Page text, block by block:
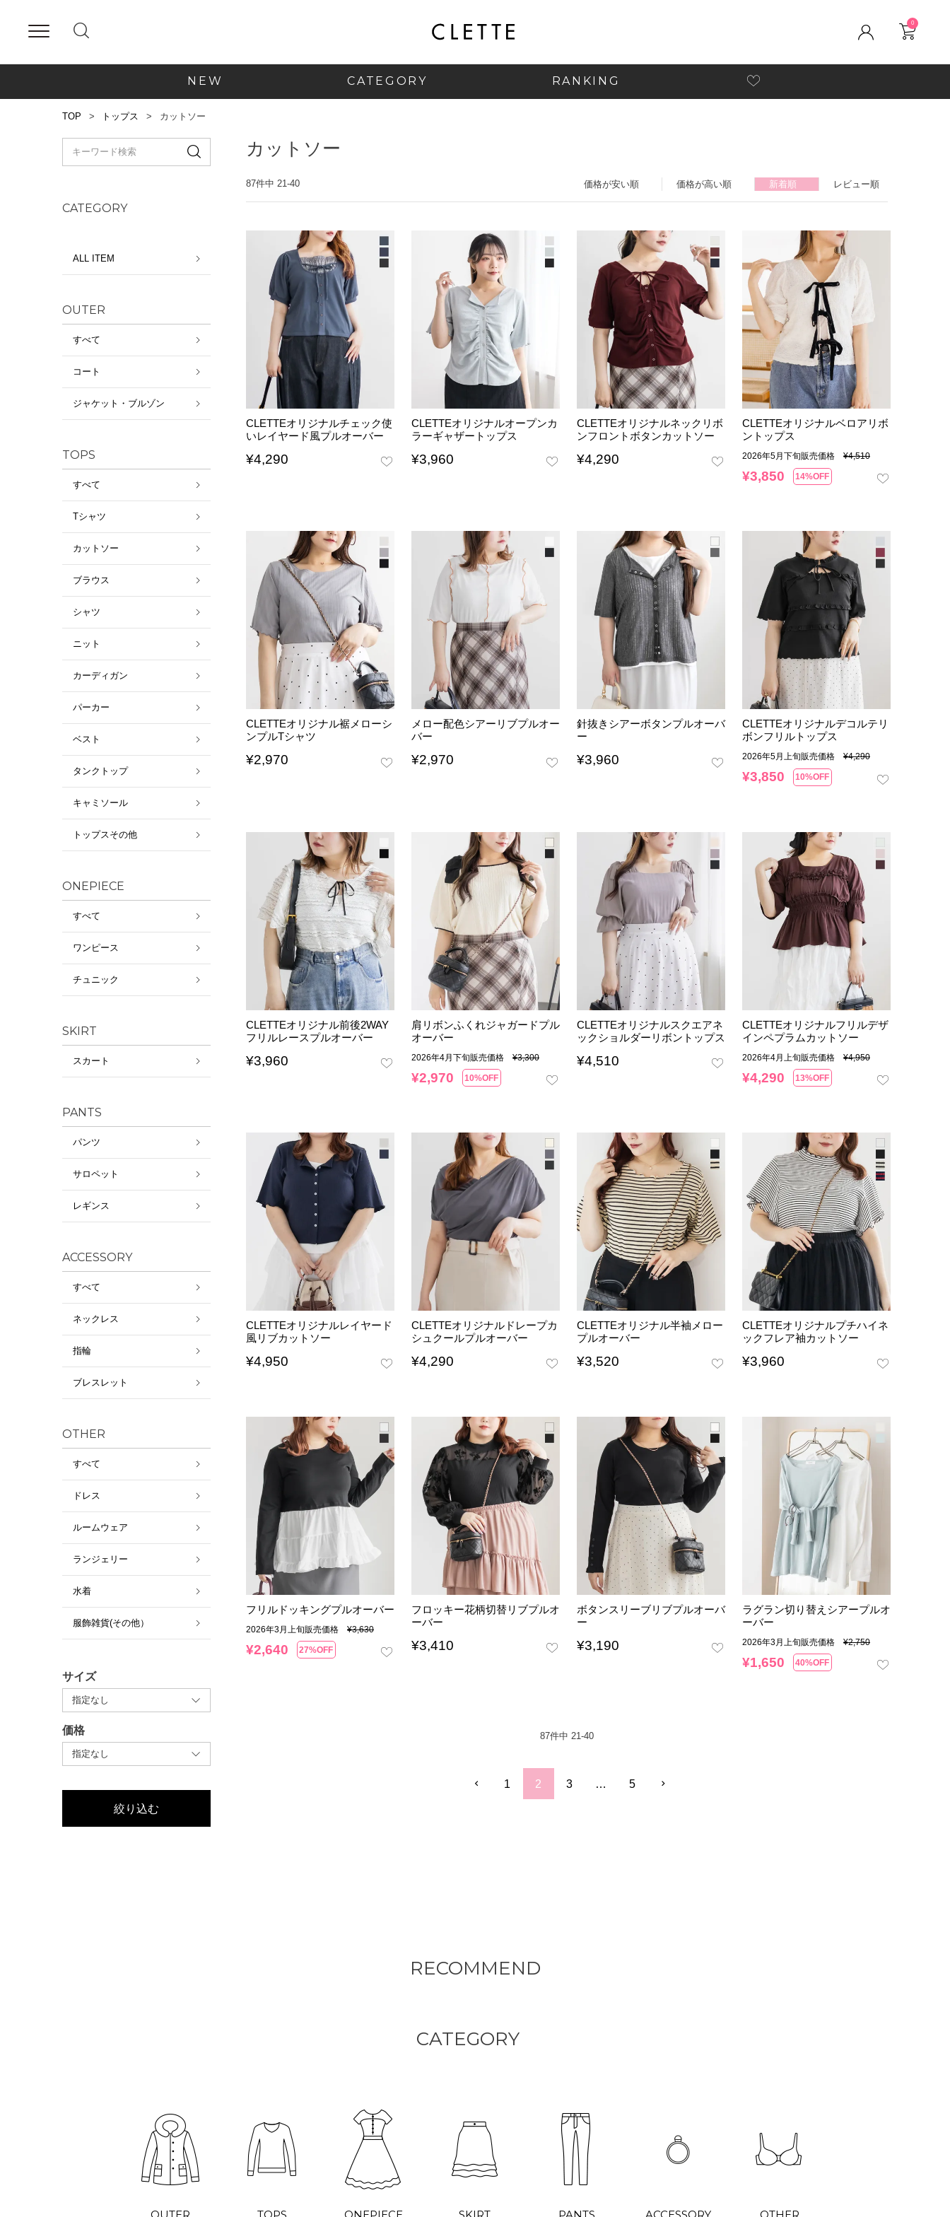
0
NEW CATEGORY RANKING
TOP トップス カットソー
CATEGORY
ALL ITEM
OUTER
すべて
コート
ジャケット・ブルゾン
TOPS
すべて
Tシャツ
カットソー
ブラウス
シャツ
ニット
カーディガン
パーカー
ベスト
タンクトップ
キャミソール
トップスその他
ONEPIECE
すべて
ワンピース
チュニック
SKIRT
スカート
PANTS
パンツ
サロペット
レギンス
ACCESSORY
すべて
ネックレス
指輪
ブレスレット
OTHER
すべて
ドレス
ルームウェア
ランジェリー
水着
服飾雑貨(その他）
サイズ
価格
絞り込む
カットソー
価格が安い順 価格が高い順 新着順 レビュー順
87件中 21-40
CLETTEオリジナルチェック使
いレイヤード風プルオーバー
¥4,290
CLETTEオリジナルオープンカ
ラーギャザートップス
¥3,960
CLETTEオリジナルネックリボ
ンフロントボタンカットソー
¥4,290
CLETTEオリジナルベロアリボ
ントップス
2026年5月下旬販売価格 ¥4,510
¥3,850 14%OFF
CLETTEオリジナル裾メローシ
ンプルTシャツ
¥2,970
メロー配色シアーリブプルオー
バー
¥2,970
針抜きシアーボタンプルオーバ
ー
¥3,960
CLETTEオリジナルデコルテリ
ボンフリルトップス
2026年5月上旬販売価格 ¥4,290
¥3,850 10%OFF
CLETTEオリジナル前後2WAY
フリルレースプルオーバー
¥3,960
肩リボンふくれジャガードプル
オーバー
2026年4月下旬販売価格 ¥3,300
¥2,970 10%OFF
CLETTEオリジナルスクエアネ
ックショルダーリボントップス
¥4,510
CLETTEオリジナルフリルデザ
インペプラムカットソー
2026年4月上旬販売価格 ¥4,950
¥4,290 13%OFF
CLETTEオリジナルレイヤード
風リブカットソー
¥4,950
CLETTEオリジナルドレープカ
シュクールプルオーバー
¥4,290
CLETTEオリジナル半袖メロー
プルオーバー
¥3,520
CLETTEオリジナルプチハイネ
ックフレア袖カットソー
¥3,960
フリルドッキングプルオーバー
2026年3月上旬販売価格 ¥3,630
¥2,640 27%OFF
フロッキー花柄切替リブプルオ
ーバー
¥3,410
ボタンスリーブリブプルオーバ
ー
¥3,190
ラグラン切り替えシアープルオ
ーバー
2026年3月上旬販売価格 ¥2,750
¥1,650 40%OFF
87件中 21-40
1 2 3 … 5
RECOMMEND
CATEGORY
OUTER TOPS ONEPIECE SKIRT PANTS ACCESSORY OTHER